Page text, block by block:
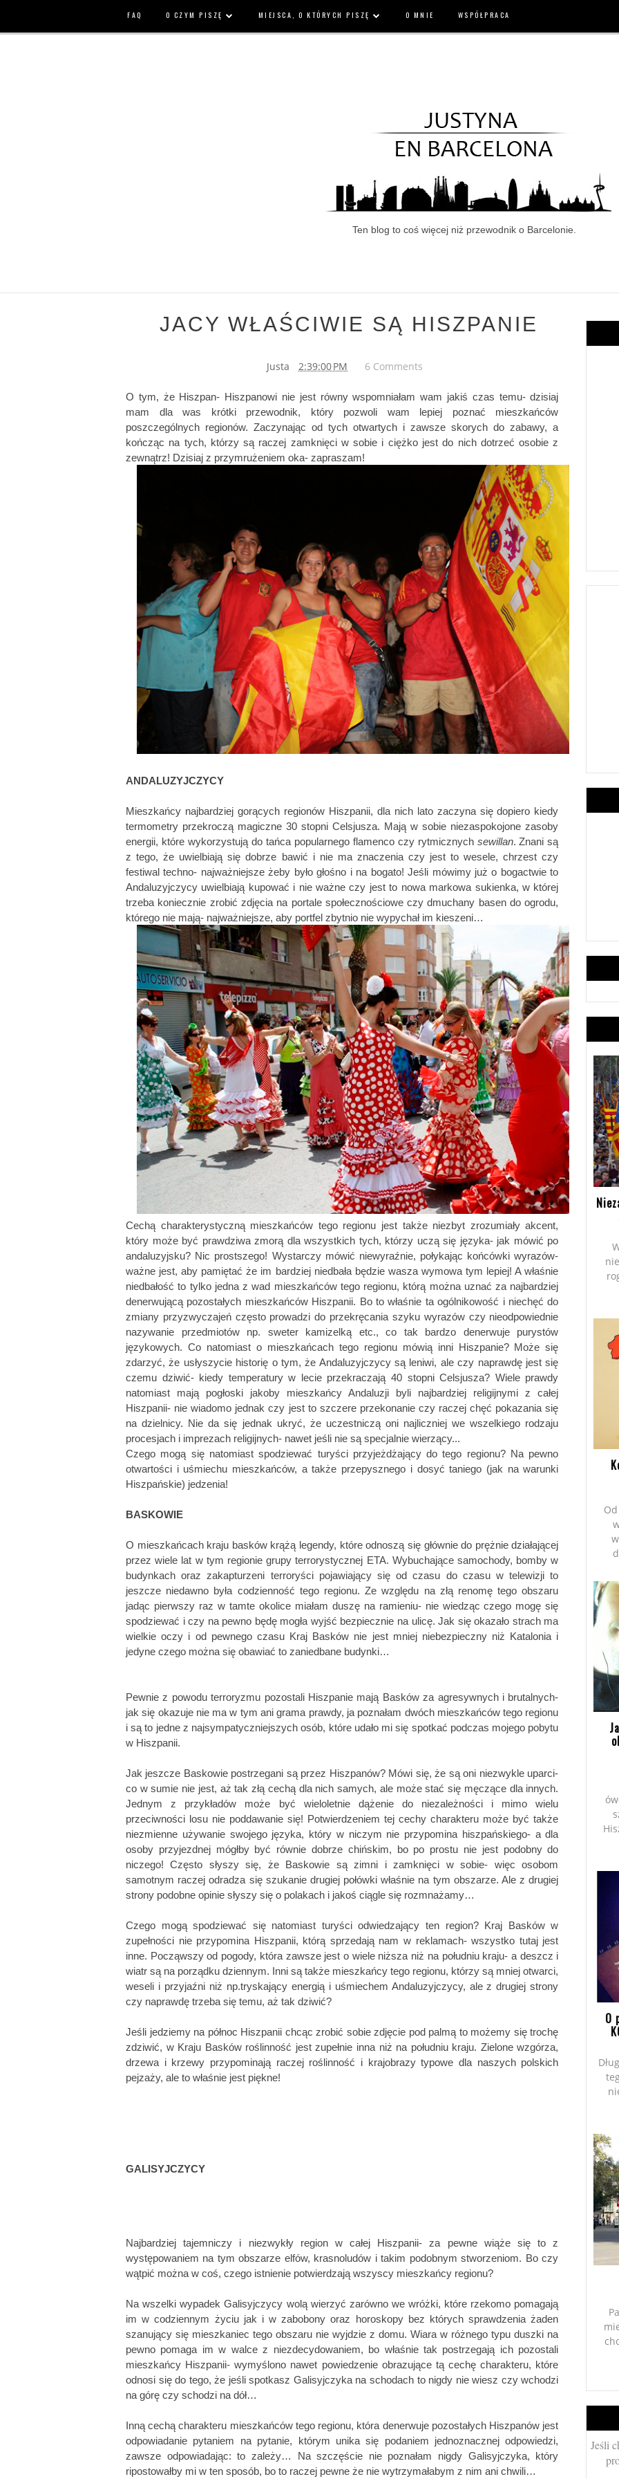
FAQ O CZYM PISZĘ MIEJSCA, O KTÓRYCH PISZĘ O MNIE WSPÓŁPRACA
Ten blog to coś więcej niż przewodnik o Barcelonie.
JACY WŁAŚCIWIE SĄ HISZPANIE
Justa 2:39:00 PM 6 Comments
O tym, że Hiszpan- Hiszpanowi nie jest równy wspomniałam wam jakiś czas temu- dzisiaj
mam dla was krótki przewodnik, który pozwoli wam lepiej poznać mieszkańców
poszczególnych regionów. Zaczynając od tych otwartych i zawsze skorych do zabawy, a
kończąc na tych, którzy są raczej zamknięci w sobie i ciężko jest do nich dotrzeć osobie z
zewnątrz! Dzisiaj z przymrużeniem oka- zapraszam!
ANDALUZYJCZYCY
Mieszkańcy najbardziej gorących regionów Hiszpanii, dla nich lato zaczyna się dopiero kiedy
termometry przekroczą magiczne 30 stopni Celsjusza. Mają w sobie niezaspokojone zasoby
energii, które wykorzystują do tańca popularnego flamenco czy rytmicznych sewillan. Znani są
z tego, że uwielbiają się dobrze bawić i nie ma znaczenia czy jest to wesele, chrzest czy
festiwal techno- najważniejsze żeby było głośno i na bogato! Jeśli mówimy już o bogactwie to
Andaluzyjczycy uwielbiają kupować i nie ważne czy jest to nowa markowa sukienka, w której
trzeba koniecznie zrobić zdjęcia na portale społecznościowe czy dmuchany basen do ogrodu,
którego nie mają- najważniejsze, aby portfel zbytnio nie wypychał im kieszeni…
Cechą charakterystyczną mieszkańców tego regionu jest także niezbyt zrozumiały akcent,
który może być prawdziwa zmorą dla wszystkich tych, którzy uczą się języka- jak mówić po
andaluzyjsku? Nic prostszego! Wystarczy mówić niewyraźnie, połykając końcówki wyrazów-
ważne jest, aby pamiętać że im bardziej niedbała będzie wasza wymowa tym lepiej! A właśnie
niedbałość to tylko jedna z wad mieszkańców tego regionu, którą można uznać za najbardziej
denerwującą pozostałych mieszkańców Hiszpanii. Bo to właśnie ta ogólnikowość i niechęć do
zmiany przyzwyczajeń często prowadzi do przekręcania szyku wyrazów czy nieodpowiednie
nazywanie przedmiotów np. sweter kamizelką etc., co tak bardzo denerwuje purystów
językowych. Co natomiast o mieszkańcach tego regionu mówią inni Hiszpanie? Może się
zdarzyć, że usłyszycie historię o tym, że Andaluzyjczycy są leniwi, ale czy naprawdę jest się
czemu dziwić- kiedy temperatury w lecie przekraczają 40 stopni Celsjusza? Wiele prawdy
natomiast mają pogłoski jakoby mieszkańcy Andaluzji byli najbardziej religijnymi z całej
Hiszpanii- nie wiadomo jednak czy jest to szczere przekonanie czy raczej chęć pokazania się
na dzielnicy. Nie da się jednak ukryć, że uczestniczą oni najliczniej we wszelkiego rodzaju
procesjach i imprezach religijnych- nawet jeśli nie są specjalnie wierzący...
Czego mogą się natomiast spodziewać turyści przyjeżdżający do tego regionu? Na pewno
otwartości i uśmiechu mieszkańców, a także przepysznego i dosyć taniego (jak na warunki
Hiszpańskie) jedzenia!
BASKOWIE
O mieszkańcach kraju basków krążą legendy, które odnoszą się głównie do prężnie działającej
przez wiele lat w tym regionie grupy terrorystycznej ETA. Wybuchające samochody, bomby w
jeszcze niedawno była codzienność tego regionu. Ze względu na złą renomę tego obszaru
jadąc pierwszy raz w tamte okolice miałam duszę na ramieniu- nie wiedząc czego mogę się
spodziewać i czy na pewno będę mogła wyjść bezpiecznie na ulicę. Jak się okazało strach ma
wielkie oczy i od pewnego czasu Kraj Basków nie jest mniej niebezpieczny niż Katalonia i
jedyne czego można się obawiać to zaniedbane budynki…
Pewnie z powodu terroryzmu pozostali Hiszpanie mają Basków za agresywnych i brutalnych-
jak się okazuje nie ma w tym ani grama prawdy, ja poznałam dwóch mieszkańców tego regionu
i są to jedne z najsympatyczniejszych osób, które udało mi się spotkać podczas mojego pobytu
w Hiszpanii.
Jak jeszcze Baskowie postrzegani są przez Hiszpanów? Mówi się, że są oni niezwykle uparci-
co w sumie nie jest, aż tak złą cechą dla nich samych, ale może stać się męczące dla innych.
Jednym z przykładów może być wieloletnie dążenie do niezależności i mimo wielu
przeciwności losu nie poddawanie się! Potwierdzeniem tej cechy charakteru może być także
niezmienne używanie swojego języka, który w niczym nie przypomina hiszpańskiego- a dla
osoby przyjezdnej mógłby być równie dobrze chińskim, bo po prostu nie jest podobny do
niczego! Często słyszy się, że Baskowie są zimni i zamknięci w sobie- więc osobom
samotnym raczej odradza się szukanie drugiej połówki właśnie na tym obszarze. Ale z drugiej
strony podobne opinie słyszy się o polakach i jakoś ciągle się rozmnażamy…
Czego mogą spodziewać się natomiast turyści odwiedzający ten region? Kraj Basków w
zupełności nie przypomina Hiszpanii, którą sprzedają nam w reklamach- wszystko tutaj jest
inne. Począwszy od pogody, która zawsze jest o wiele niższa niż na południu kraju- a deszcz i
wiatr są na porządku dziennym. Inni są także mieszkańcy tego regionu, którzy są mniej otwarci,
weseli i przyjaźni niż np.tryskający energią i uśmiechem Andaluzyjczycy, ale z drugiej strony
czy naprawdę trzeba się temu, aż tak dziwić?
Jeśli jedziemy na północ Hiszpanii chcąc zrobić sobie zdjęcie pod palmą to możemy się trochę
zdziwić, w Kraju Basków roślinność jest zupełnie inna niż na południu kraju. Zielone wzgórza,
drzewa i krzewy przypominają raczej roślinność i krajobrazy typowe dla naszych polskich
pejzaży, ale to właśnie jest piękne!
GALISYJCZYCY
Najbardziej tajemniczy i niezwykły region w całej Hiszpanii- za pewne wiąże się to z
występowaniem na tym obszarze elfów, krasnoludów i takim podobnym stworzeniom. Bo czy
wątpić można w coś, czego istnienie potwierdzają wszyscy mieszkańcy regionu?
Na wszelki wypadek Galisyjczycy wolą wierzyć zarówno we wróżki, które rzekomo pomagają
im w codziennym życiu jak i w zabobony oraz horoskopy bez których sprawdzenia żaden
szanujący się mieszkaniec tego obszaru nie wyjdzie z domu. Wiara w różnego typu duszki na
pewno pomaga im w walce z niezdecydowaniem, bo właśnie tak postrzegają ich pozostali
mieszkańcy Hiszpanii- wymyślono nawet powiedzenie obrazujące tą cechę charakteru, które
odnosi się do tego, że jeśli spotkasz Galisyjczyka na schodach to nigdy nie wiesz czy wchodzi
na górę czy schodzi na dół…
Inną cechą charakteru mieszkańców tego regionu, która denerwuje pozostałych Hiszpanów jest
odpowiadanie pytaniem na pytanie, którym unika się podaniem jednoznacznej odpowiedzi,
zawsze odpowiadając: to zależy…
Na szczęście nie poznałam nigdy Galisyjczyka, który
ripostowałby mi w ten sposób, bo to raczej pewne że nie wytrzymałabym z nim ani chwili…
O
Jeśli